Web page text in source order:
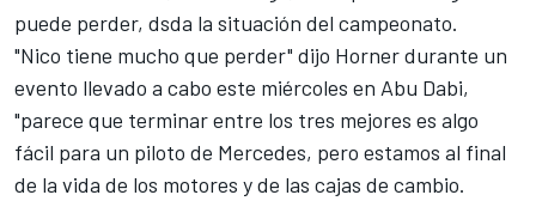
puede perder, dsda la situación del campeonato.
"Nico tiene mucho que perder" dijo Horner durante un
evento llevado a cabo este miércoles en Abu Dabi,
"parece que terminar entre los tres mejores es algo
fácil para un piloto de Mercedes, pero estamos al final
de la vida de los motores y de las cajas de cambio.